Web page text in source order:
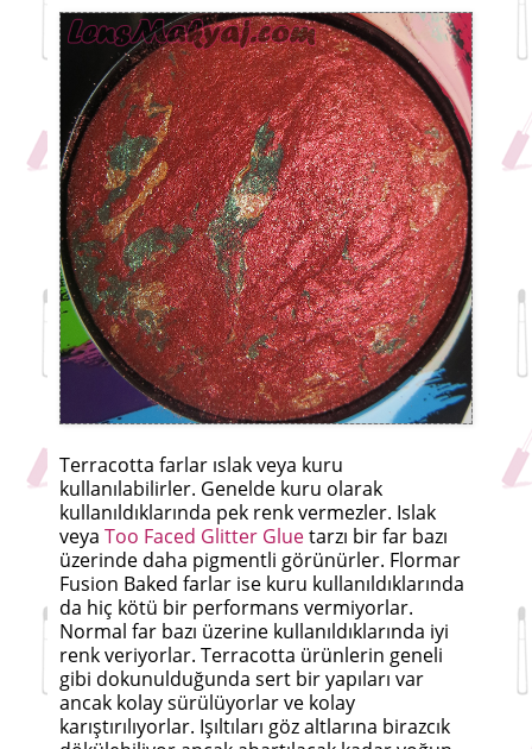
Terracotta farlar ıslak veya kuru
kullanılabilirler. Genelde kuru olarak
kullanıldıklarında pek renk vermezler. Islak
veya Too Faced Glitter Gluetarzı bir far bazı
üzerinde daha pigmentli görünürler. Flormar
Fusion Baked farlar ise kuru kullanıldıklarında
da hiç kötü bir performans vermiyorlar.
Normal far bazı üzerine kullanıldıklarında iyi
renk veriyorlar. Terracotta ürünlerin geneli
gibi dokunulduğunda sert bir yapıları var
ancak kolay sürülüyorlar ve kolay
karıştırılıyorlar. Işıltıları göz altlarına birazcık